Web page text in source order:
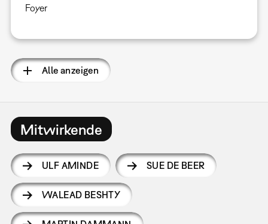
Foyer
Alle anzeigen
Mitwirkende
ULF AMINDE SUE DE BEER
WALEAD BESHTY